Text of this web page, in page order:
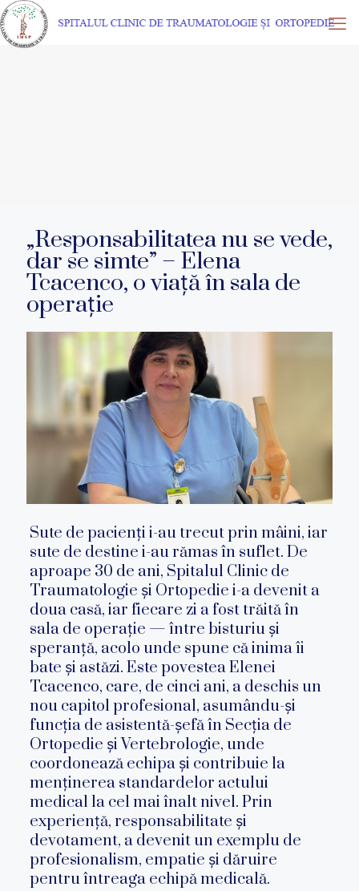
„Responsabilitatea nu se vede,
dar se simte” – Elena
Tcacenco, o viață în sala de
operație
Sute de pacienți i-au trecut prin mâini, iar
sute de destine i-au rămas în suflet. De
aproape 30 de ani, Spitalul Clinic de
Traumatologie și Ortopedie i-a devenit a
doua casă, iar fiecare zi a fost trăită în
sala de operație — între bisturiu și
speranță, acolo unde spune că inima îi
bate și astăzi. Este povestea Elenei
Tcacenco, care, de cinci ani, a deschis un
nou capitol profesional, asumându-și
funcția de asistentă-șefă în Secția de
Ortopedie și Vertebrologie, unde
coordonează echipa și contribuie la
menținerea standardelor actului
medical la cel mai înalt nivel. Prin
experiență, responsabilitate și
devotament, a devenit un exemplu de
profesionalism, empatie și dăruire
pentru întreaga echipă medicală.